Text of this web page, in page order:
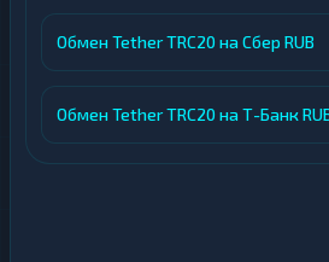
Обмен Tether TRC20 на Сбер RUB
Обмен Tether TRC20 на Т-Банк